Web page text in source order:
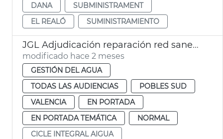
DANA
SUBMINISTRAMENT
EL REALÓ
SUMINISTRAMIENTO
JGL Adjudicación reparación red saneamiento La Torre
modificado hace 2 meses
GESTIÓN DEL AGUA
TODAS LAS AUDIENCIAS
POBLES SUD
VALENCIA
EN PORTADA
EN PORTADA TEMÁTICA
NORMAL
CICLE INTEGRAL AIGUA